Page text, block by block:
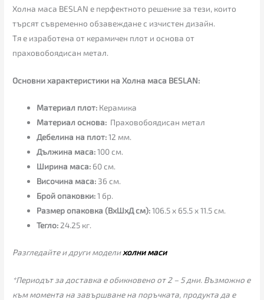
Холна маса BESLAN е перфектното решение за тези, които
търсят съвременно обзавеждане с изчистен дизайн.
Тя е изработена от керамичен плот и основа от
праховобоядисан метал.
Основни характеристики на Холна маса BESLAN:
Материал плот: Керамика
Материал основа: Праховобоядисан метал
Дебелина на плот:12 мм.
Дължина маса:100 см.
Ширина маса: 60 см.
Височина маса:36 см.
Брой опаковки:1 бр.
Размер опаковка (ВхШхД см):106.5 x 65.5 x 11.5 см.
Тегло:24.25 кг.
Разгледайте и други моделихолни маси
*Периодът за доставка е обикновено от 2 – 5 дни. Възможно е
към момента на завършване на поръчката, продукта да е